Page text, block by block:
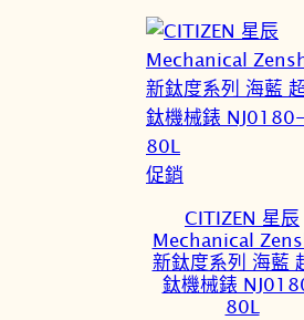
促銷
商
品
CITIZEN 星辰
Mechanical
新鈦度系列 海藍
鈦機械錶
80L